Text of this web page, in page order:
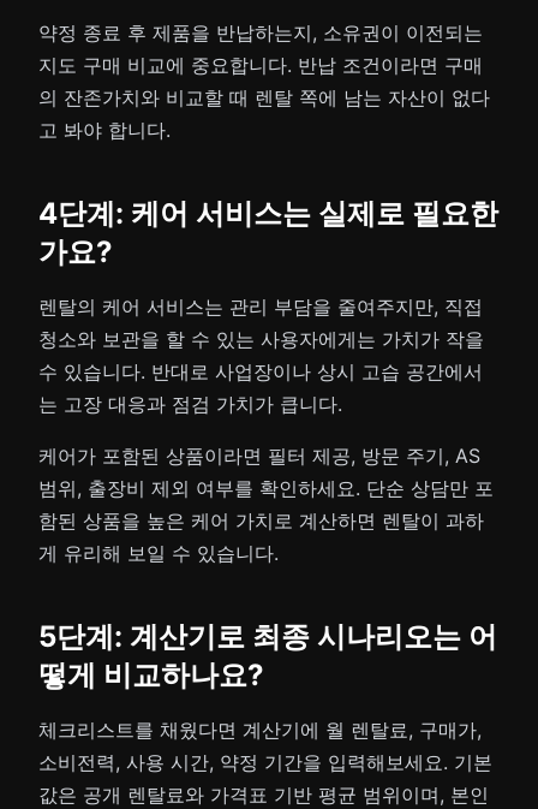
약정 종료 후 제품을 반납하는지, 소유권이 이전되는
지도 구매 비교에 중요합니다. 반납 조건이라면 구매
의 잔존가치와 비교할 때 렌탈 쪽에 남는 자산이 없다
고 봐야 합니다.
4단계: 케어 서비스는 실제로 필요한
가요?
렌탈의 케어 서비스는 관리 부담을 줄여주지만, 직접
청소와 보관을 할 수 있는 사용자에게는 가치가 작을
수 있습니다. 반대로 사업장이나 상시 고습 공간에서
는 고장 대응과 점검 가치가 큽니다.
케어가 포함된 상품이라면 필터 제공, 방문 주기, AS
범위, 출장비 제외 여부를 확인하세요. 단순 상담만 포
함된 상품을 높은 케어 가치로 계산하면 렌탈이 과하
게 유리해 보일 수 있습니다.
5단계: 계산기로 최종 시나리오는 어
떻게 비교하나요?
체크리스트를 채웠다면 계산기에 월 렌탈료, 구매가,
소비전력, 사용 시간, 약정 기간을 입력해보세요. 기본
값은 공개 렌탈료와 가격표 기반 평균 범위이며, 본인